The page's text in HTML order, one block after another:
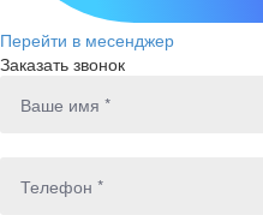
Перейти в месенджер
Заказать звонок